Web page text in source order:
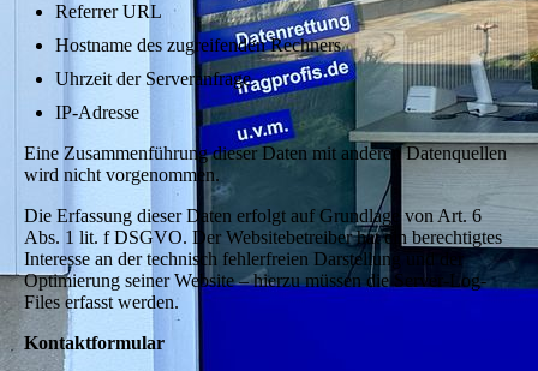
Referrer URL
Hostname des zugreifenden Rechners
Uhrzeit der Serveranfrage
IP-Adresse
Eine Zusammenführung dieser Daten mit anderen Datenquellen
wird nicht vorgenommen.
Die Erfassung dieser Daten erfolgt auf Grundlage von Art. 6
Abs. 1 lit. f DSGVO. Der Websitebetreiber hat ein berechtigtes
Interesse an der technisch fehlerfreien Darstellung und der
Optimierung seiner Website – hierzu müssen die Server-Log-
Files erfasst werden.
Kontaktformular